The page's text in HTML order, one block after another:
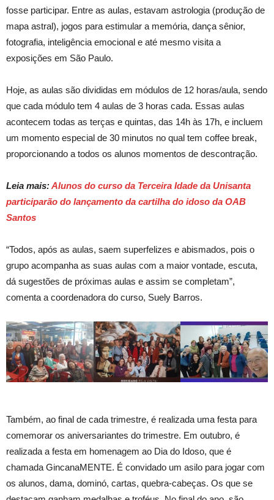
fosse participar. Entre as aulas, estavam astrologia (produção de
mapa astral), jogos para estimular a memória, dança sênior,
fotografia, inteligência emocional e até mesmo visita a
exposições em São Paulo.
Hoje, as aulas são divididas em módulos de 12 horas/aula, sendo
que cada módulo tem 4 aulas de 3 horas cada. Essas aulas
acontecem todas as terças e quintas, das 14h às 17h, e incluem
um momento especial de 30 minutos no qual tem coffee break,
proporcionando a todos os alunos momentos de descontração.
Leia mais:Alunos do curso da Terceira Idade da Unisanta
participarão do lançamento da cartilha do idoso da OAB
Santos
“Todos, após as aulas, saem superfelizes e abismados, pois o
grupo acompanha as suas aulas com a maior vontade, escuta,
dá sugestões de próximas aulas e assim se completam”,
comenta a coordenadora do curso, Suely Barros.
Também, ao final de cada trimestre, é realizada uma festa para
comemorar os aniversariantes do trimestre. Em outubro, é
realizada a festa em homenagem ao Dia do Idoso, que é
chamada GincanaMENTE. É convidado um asilo para jogar com
os alunos, dama, dominó, cartas, quebra-cabeças. Os que se